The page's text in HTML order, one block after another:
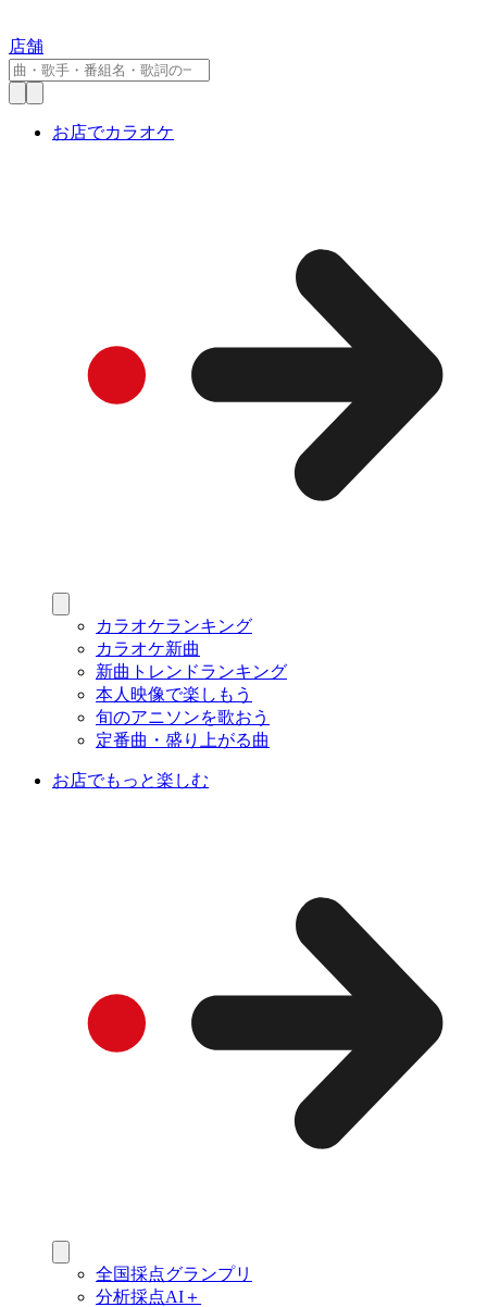
店舗
お店でカラオケ
カラオケランキング
カラオケ新曲
新曲トレンドランキング
本人映像で楽しもう
旬のアニソンを歌おう
定番曲・盛り上がる曲
お店でもっと楽しむ
全国採点グランプリ
分析採点AI＋